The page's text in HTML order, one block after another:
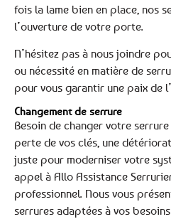
fois la lame bien en place, nos
l’ouverture de votre porte.
N’hésitez pas à nous joindre
ou nécessité en matière de
pour vous garantir une paix de
Changement de serrure
Besoin de changer votre
perte de vos clés, une
juste pour moderniser votre
appel à Allo Assistance
professionnel. Nous vous
serrures adaptées à vos